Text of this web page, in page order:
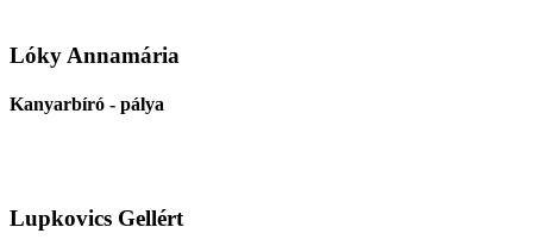
Lóky Annamária
Kanyarbíró - pálya
Lupkovics Gellért